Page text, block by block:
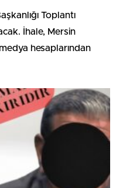
Toplantı
İhale, Mersin
hesaplarından